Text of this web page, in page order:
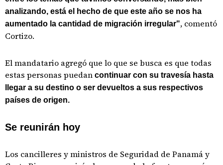
analizando, está el hecho de que este año se nos ha
aumentado la cantidad de migración irregular", comentó
Cortizo.
El mandatario agregó que lo que se busca es que todas
estas personas puedan continuar con su travesía hasta
llegar a su destino o ser devueltos a sus respectivos
países de origen.
Se reunirán hoy
Los cancilleres y ministros de Seguridad de Panamá y